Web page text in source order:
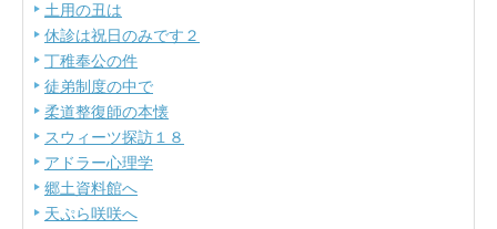
土用の丑は
休診は祝日のみです２
丁稚奉公の件
徒弟制度の中で
柔道整復師の本懐
スウィーツ探訪１８
アドラー心理学
郷土資料館へ
天ぷら咲咲へ